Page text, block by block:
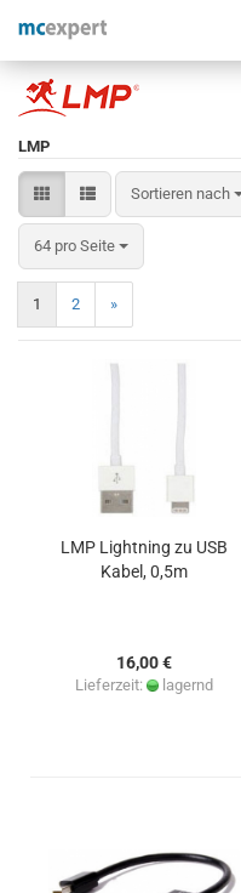
LMP
Sortieren nach
Sortieren nach
64 pro Seite
pro Seite
1 2 »
LMP Lightning zu USB
Kabel, 0,5m
16,00 €
Lieferzeit: lagernd